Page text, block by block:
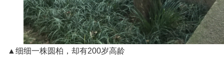
▲细细一株圆柏，却有200岁高龄